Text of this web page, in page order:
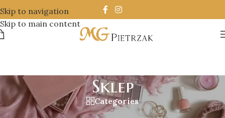
Skip to navigation
Skip to main content
Sklep
Categories
Strona główna/Sklep/Strona 76